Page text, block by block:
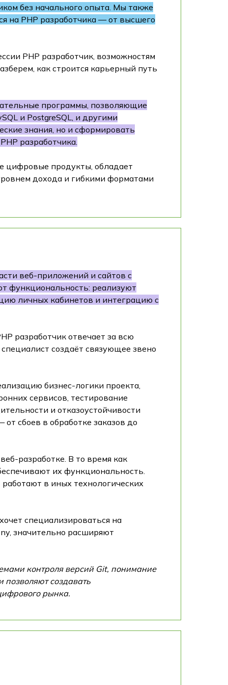
без начального опыта. Мы также
на PHP разработчика — от высшего
PHP разработчик, возможностям
как строится карьерный путь
программы, позволяющие
и PostgreSQL, и другими
знания, но и сформировать
разработчика.
цифровые продукты, обладает
дохода и гибкими форматами
веб-приложений и сайтов с
функциональность: реализуют
личных кабинетов и интеграцию с
разработчик отвечает за всю
создаёт связующее звено
бизнес-логики проекта,
сервисов, тестирование
и отказоустойчивости
сбоев в обработке заказов до
разработке. В то время как
их функциональность.
в иных технологических
специализироваться на
значительно расширяют
контроля версий Git, понимание
создавать
рынка.